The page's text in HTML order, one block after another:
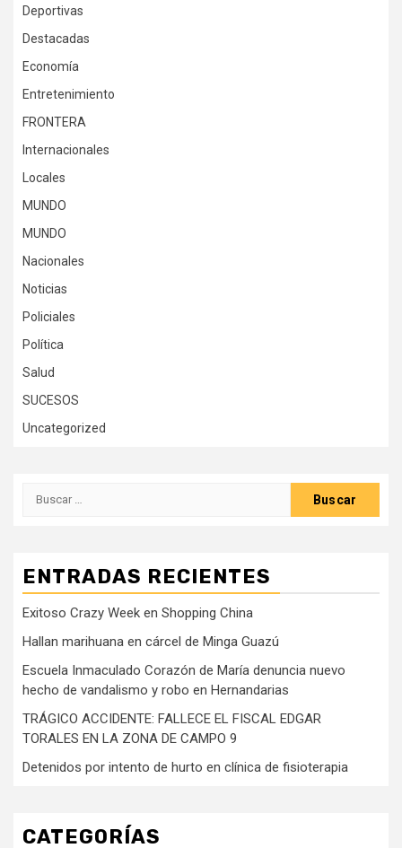
Deportivas
Destacadas
Economía
Entretenimiento
FRONTERA
Internacionales
Locales
MUNDO
MUNDO
Nacionales
Noticias
Policiales
Política
Salud
SUCESOS
Uncategorized
Buscar:
ENTRADAS RECIENTES
Exitoso Crazy Week en Shopping China
Hallan marihuana en cárcel de Minga Guazú
Escuela Inmaculado Corazón de María denuncia nuevo
hecho de vandalismo y robo en Hernandarias
TRÁGICO ACCIDENTE: FALLECE EL FISCAL EDGAR
TORALES EN LA ZONA DE CAMPO 9
Detenidos por intento de hurto en clínica de fisioterapia
CATEGORÍAS